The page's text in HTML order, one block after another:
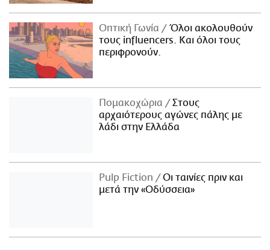
Οπτική Γωνία
Όλοι ακολουθούν
τους influencers. Και όλοι τους
περιφρονούν.
Πομακοχώρια
Στους
αρχαιότερους αγώνες πάλης με
λάδι στην Ελλάδα
Pulp Fiction
Οι ταινίες πριν και
μετά την «Οδύσσεια»